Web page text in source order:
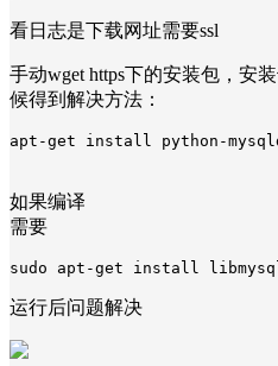
看日志是下载网址需要ssl
手动wget https下的安装包，安
候得到解决方法：
如果编译
需要
运行后问题解决